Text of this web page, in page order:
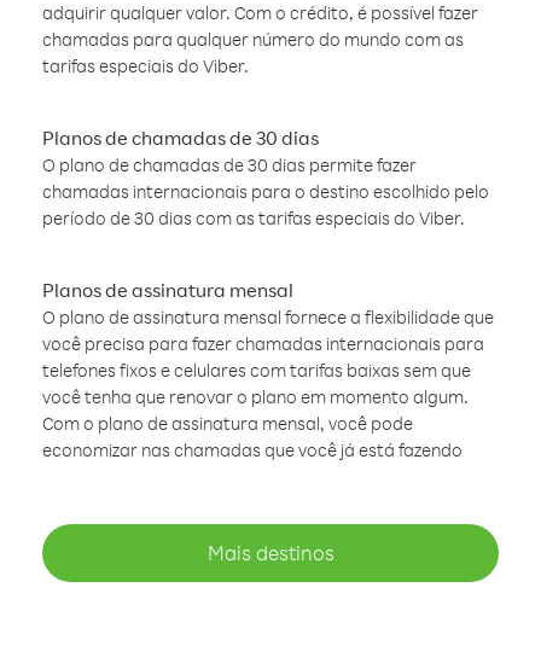
adquirir qualquer valor. Com o crédito, é possível fazer
chamadas para qualquer número do mundo com as
tarifas especiais do Viber.
Planos de chamadas de 30 dias
O plano de chamadas de 30 dias permite fazer
chamadas internacionais para o destino escolhido pelo
período de 30 dias com as tarifas especiais do Viber.
Planos de assinatura mensal
O plano de assinatura mensal fornece a flexibilidade que
você precisa para fazer chamadas internacionais para
telefones fixos e celulares com tarifas baixas sem que
você tenha que renovar o plano em momento algum.
Com o plano de assinatura mensal, você pode
economizar nas chamadas que você já está fazendo
Mais destinos